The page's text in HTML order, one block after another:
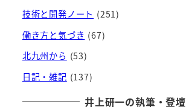
技術と開発ノート (251)
働き方と気づき (67)
北九州から (53)
日記・雑記 (137)
井上研一の執筆・登壇